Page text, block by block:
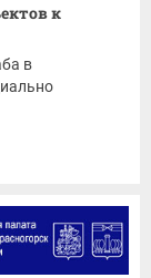
к
в